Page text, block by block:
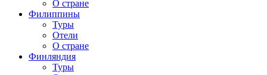
О стране
Филиппины
Туры
Отели
О стране
Финляндия
Туры